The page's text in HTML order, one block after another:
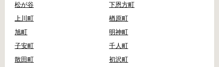
松が谷
下恩方町
上川町
楢原町
旭町
明神町
子安町
千人町
散田町
初沢町